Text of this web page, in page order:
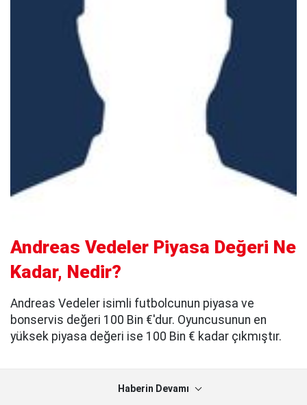
Andreas Vedeler Piyasa Değeri Ne
Kadar, Nedir?
Andreas Vedeler isimli futbolcunun piyasa ve
bonservis değeri 100 Bin €'dur. Oyuncusunun en
yüksek piyasa değeri ise 100 Bin € kadar çıkmıştır.
Haberin Devamı